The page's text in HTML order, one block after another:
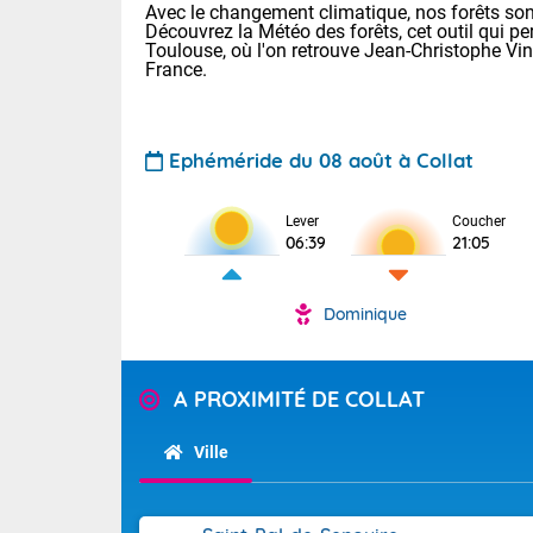
Pour la
Tendance
Avec le changement climatique, nos forêts
Découvrez la Météo des forêts, cet outil qui
Toulouse, où l'on retrouve Jean-Christophe
France.
Ephéméride du 08 août à Collat
Lever
06:39
Coucher
21:05
Dominique
A PROXIMITÉ DE COLLAT
Ville
Voici les
31 Lyon : 35
: 32 Nancy :
Corse.
Les orages